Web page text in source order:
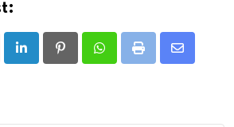
LinkedIn PinterestWhatsappPrint
Share